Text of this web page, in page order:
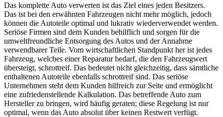
Das komplette Auto verwerten ist das Ziel eines jeden Besitzers.
Das ist bei den erwähnten Fahrzeugen nicht mehr möglich, jedoch
können die Autoteile optimal und lukrativ wiederverwendet werden.
Seriöse Firmen sind dem Kunden behilflich und sorgen für die
umweltfreundliche Entsorgung des Autos und der Annahme
verwendbarer Teile. Vom wirtschaftlichen Standpunkt her ist jedes
Fahrzeug, welches einer Reparatur bedarf, die den Fahrzeugwert
übersteigt, schrottreif. Das bedeutet nicht gleichzeitig, dass sämtliche
enthaltenen Autoteile ebenfalls schrottreif sind. Das seriöse
Unternehmen steht dem Kunden hilfreich zur Seite und ermöglicht
eine zufriedenstellende Kalkulation. Das betreffende Auto zum
Hersteller zu bringen, wird häufig geraten; diese Regelung ist nur
optimal, wenn das Auto absolut über keinen Restwert verfügt.